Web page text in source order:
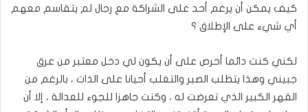
كيف يمكن أن يرغم أحد على الشراكة مع رجال لم يتقاسم معهم
أي شيء على الإطلاق ؟
لكني كنت دائما أحرص على أن يكون لي دخل معتبر من عرق
جبيني وهذا يتطلب الصبر والتغلب أحيانا على الذات ، بالرغم من
القهر الكبير الذي تعرضت له ، وكنت جاهزا للجوء للعدالة ، إلا أن